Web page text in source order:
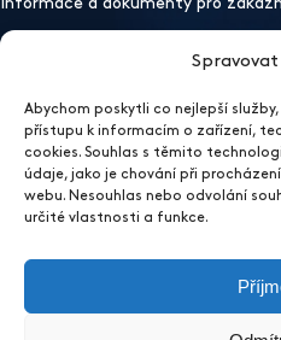
Spravovat
Abychom poskytli co nejlepší
přístupu k informacím o zařízení,
cookies. Souhlas s těmito
údaje, jako je chování při
webu. Nesouhlas nebo odvolání
určité vlastnosti a funkce.
Mobilní aplikaceOchrana osobních
Otevřít nastavení preferencí
2026 EFEKTA obchodník s cennými
Sídlo
EFEKTA obchodník s cennými
Vinařská 460/3, 603 00 Brno,